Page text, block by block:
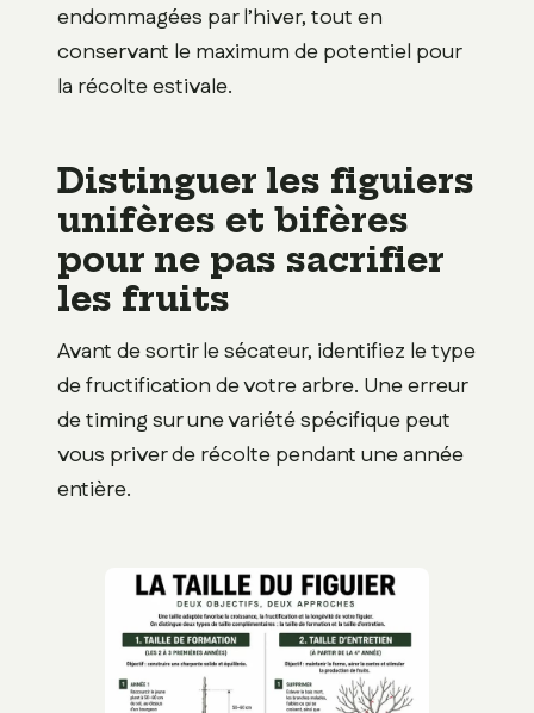
endommagées par l’hiver, tout en
conservant le maximum de potentiel pour
la récolte estivale.
Distinguer les figuiers
unifères et bifères
pour ne pas sacrifier
les fruits
Avant de sortir le sécateur, identifiez le type
de fructification de votre arbre. Une erreur
de timing sur une variété spécifique peut
vous priver de récolte pendant une année
entière.